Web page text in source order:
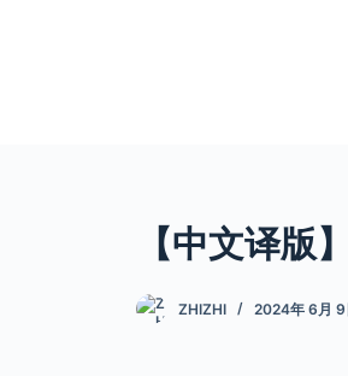
【中文译
ZHIZHI 2024年 6月 9